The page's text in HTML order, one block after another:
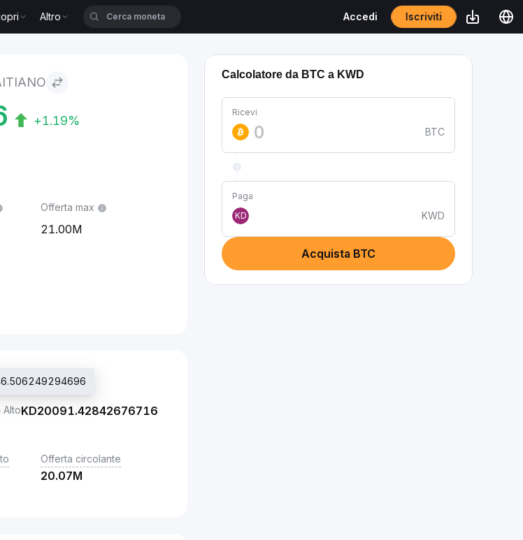
Altro Accedi Iscriviti
+1.19%
Offerta max
21.00M
AltoKD20091.42842676716
Offerta circolante
20.07M
Calcolatore da BTC a KWD
Ricevi
BTC
Paga
KD
KWD
Acquista BTC